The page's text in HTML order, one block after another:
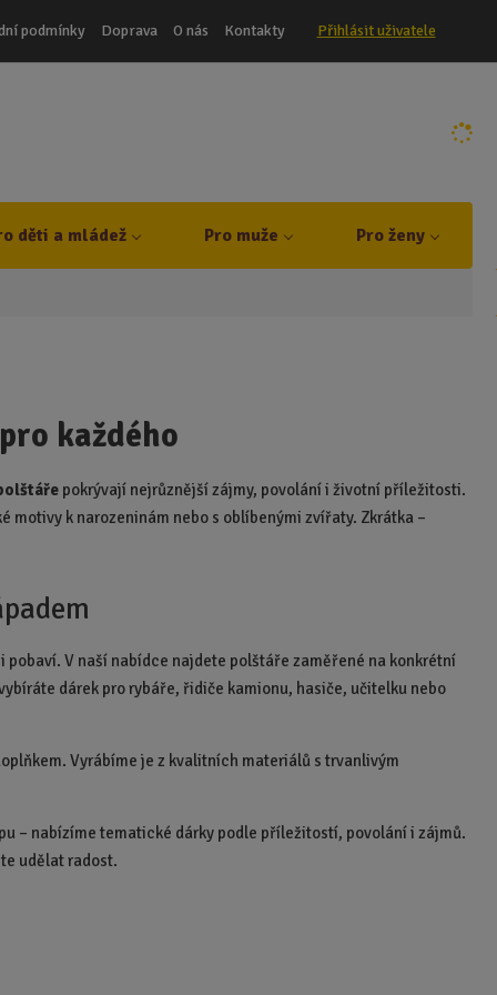
podmínky Doprava O nás Kontakty Přihlásit uživatele
děti a mládež Pro muže Pro ženy
každého
pokrývají nejrůznější zájmy, povolání i životní příležitosti.
k narozeninám nebo s oblíbenými zvířaty. Zkrátka –
V naší nabídce najdete polštáře zaměřené na konkrétní
dárek pro rybáře, řidiče kamionu, hasiče, učitelku nebo
Vyrábíme je z kvalitních materiálů s trvanlivým
– nabízíme tematické dárky podle příležitostí, povolání i zájmů.
udělat radost.